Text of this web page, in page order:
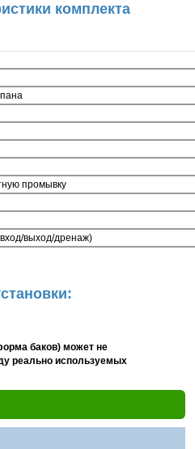
комплекта
промывку
выход/дренаж)
баков) может не
реально используемых